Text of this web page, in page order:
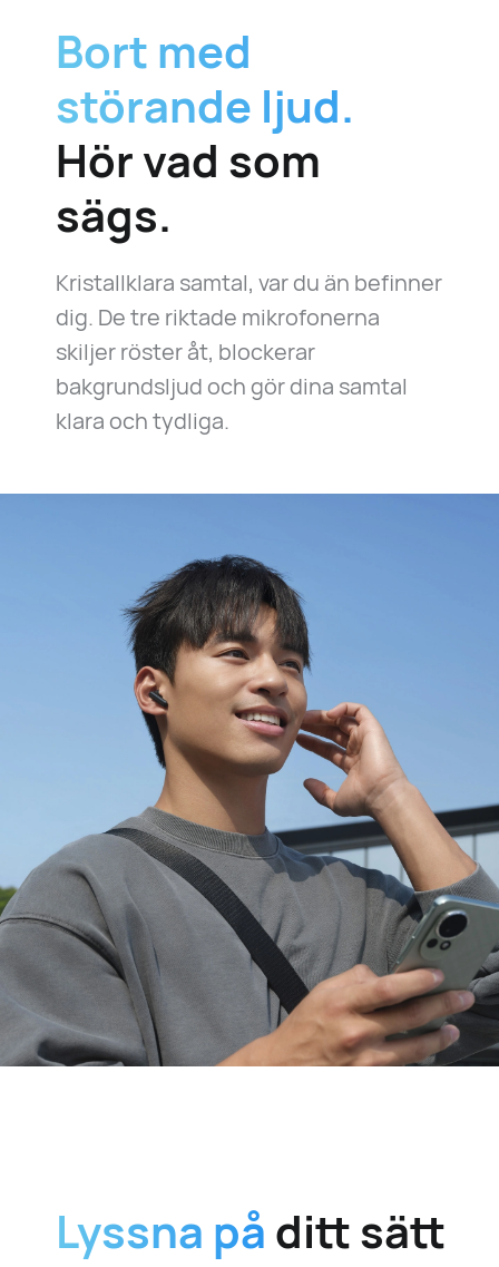
Bort med
störande ljud.
Hör vad som
sägs.
Kristallklara samtal, var du än befinner
dig. De tre riktade mikrofonerna
skiljer röster åt, blockerar
bakgrundsljud och gör dina samtal
klara och tydliga.
Lyssna på ditt sätt